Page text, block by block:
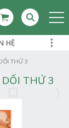
HỆ
THỨ 3
THỨ 3